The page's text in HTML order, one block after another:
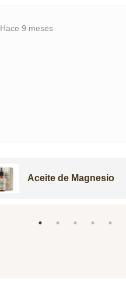
Hace 9 meses
Aceite de Magnesio